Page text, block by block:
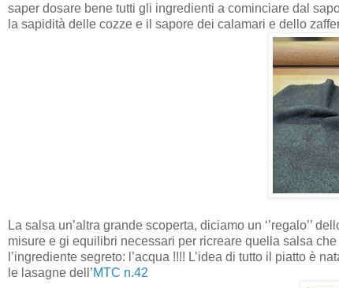
saper dosare bene tutti gli ingredienti a cominciare dal
la sapidità delle cozze e il sapore dei calamari e dello
La salsa un’altra grande scoperta, diciamo un ‘’regalo’’
misure e gi equilibri necessari per ricreare quella salsa
l’ingrediente segreto: l’acqua !!!! L’idea di tutto il piatto è
le lasagne dell’MTC n.42